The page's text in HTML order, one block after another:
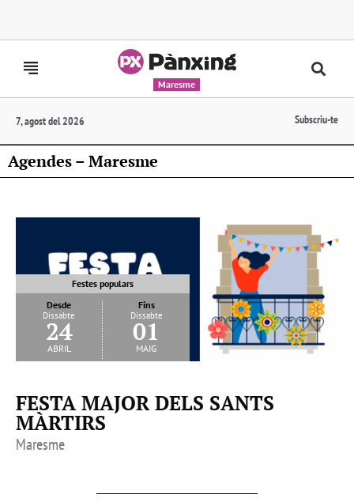
Maresme
7, agost del 2026 Subscriu-te
Agendes – Maresme
Festes populars
Desde
Dissabte
24
abril
Fins
Dissabte
01
maig
FESTA MAJOR DELS SANTS
MÀRTIRS
Maresme